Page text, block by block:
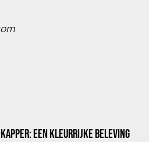
EEN KLEURRIJKE BELEVING